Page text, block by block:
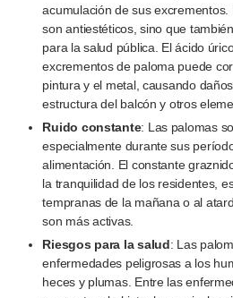
acumulación de sus
son antiestéticos, sino que
para la salud pública. El ácido
excrementos de paloma puede
pintura y el metal, causando
estructura del balcón y otros
Ruido constante: Las palomas
especialmente durante sus
alimentación. El constante
la tranquilidad de los residentes,
tempranas de la mañana o al
son más activas.
Riesgos para la salud: Las
enfermedades peligrosas a los
heces y plumas. Entre las